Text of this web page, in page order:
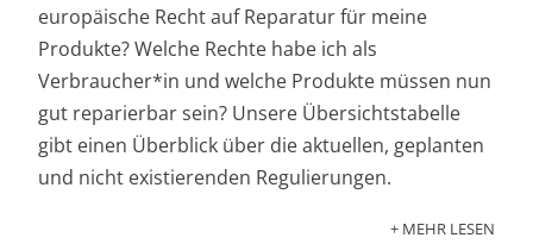
europäische Recht auf Reparatur für meine
Produkte? Welche Rechte habe ich als
Verbraucher*in und welche Produkte müssen nun
gut reparierbar sein? Unsere Übersichtstabelle
gibt einen Überblick über die aktuellen, geplanten
und nicht existierenden Regulierungen.
+ MEHR LESEN